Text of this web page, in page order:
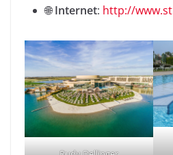
🌐Internet: http://